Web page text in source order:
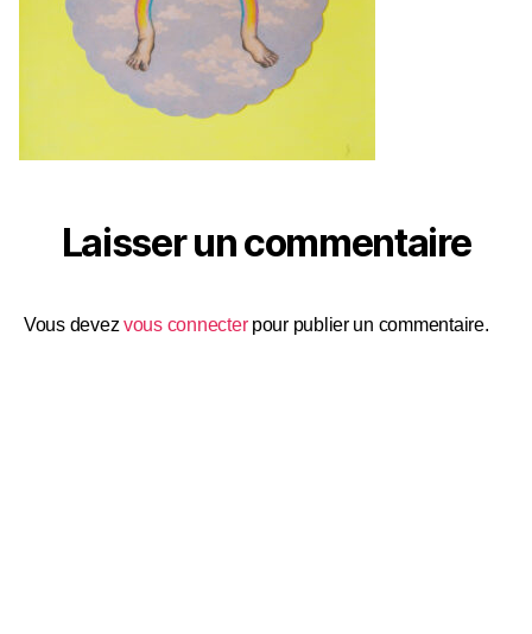
Laisser un commentaire
Vous devezvous connecterpour publier un commentaire.